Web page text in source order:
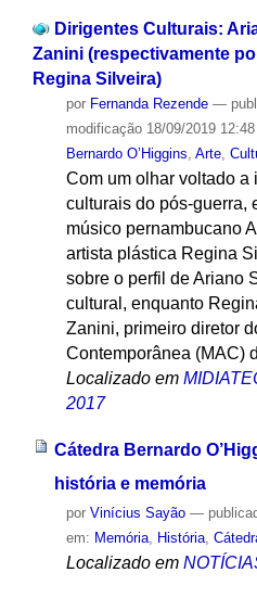
Dirigentes Culturais:
Zanini (respectivamente
Regina Silveira)
por Fernanda Rezende —
modificação18/09/2019 12:48
Bernardo O’Higgins Arte,
Com um olhar voltado a
culturais do pós-guerra,
músico pernambucano
artista plástica Regina
sobre o perfil de Ariano
cultural, enquanto
Zanini, primeiro diretor
Contemporânea (MAC)
Localizado em
2017
Cátedra Bernardo
história e memória
por Vinícius Sayão —
em: Memória, História,
Localizado em